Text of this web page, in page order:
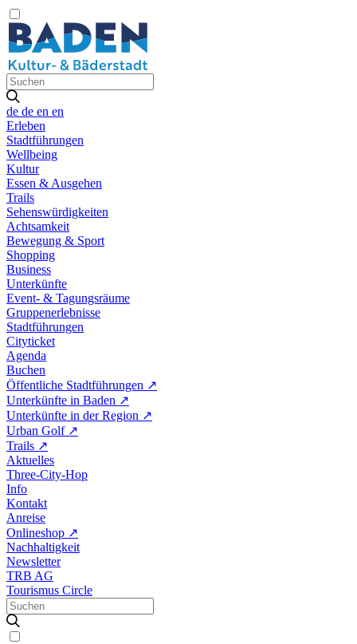
de de en en
Erleben
Stadtführungen
Wellbeing
Kultur
Essen & Ausgehen
Trails
Sehenswürdigkeiten
Achtsamkeit
Bewegung & Sport
Shopping
Business
Unterkünfte
Event- & Tagungsräume
Gruppenerlebnisse
Stadtführungen
Cityticket
Agenda
Buchen
Öffentliche Stadtführungen ↗
Unterkünfte in Baden ↗
Unterkünfte in der Region ↗
Urban Golf ↗
Trails ↗
Aktuelles
Three-City-Hop
Info
Kontakt
Anreise
Onlineshop ↗
Nachhaltigkeit
Newsletter
TRB AG
Tourismus Circle